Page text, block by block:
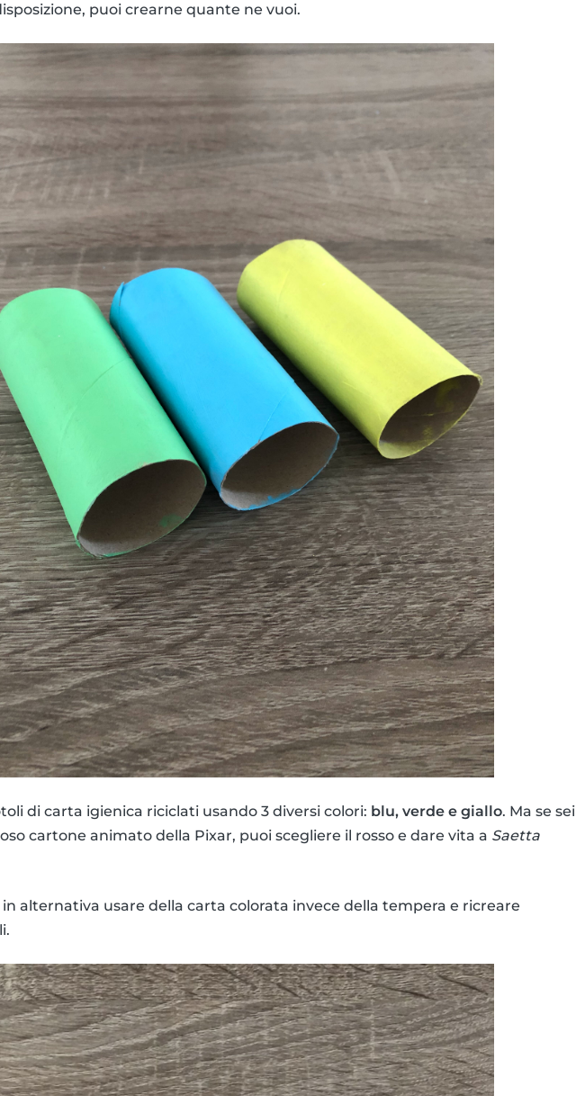
puoi crearne quante ne vuoi.
di carta igienica riciclati usando 3 diversi colori: blu, verde e giallo. Ma se sei
cartone animato della Pixar, puoi scegliere il rosso e dare vita a Saetta
in alternativa usare della carta colorata invece della tempera e ricreare